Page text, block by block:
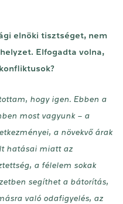
elnöki tisztséget, nem
Elfogadta volna,
hogy igen. Ebben a
most vagyunk – a
a növekvő árak
hatásai miatt az
a félelem sokak
segíthet a bátorítás,
való odafigyelés, az